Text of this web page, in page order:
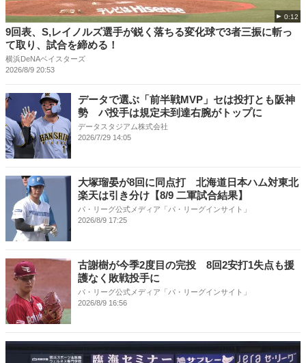
0:12
9回表、S,レイノルズ選手が鋭く落ちる変化球で3者三振に斬っ
て取り、試合を締める！
横浜DeNAベイスターズ
2026/8/9 20:53
データで選ぶ「前半戦MVP」セは投打とも阪神
勢 パ投手は規定未到達右腕がトップに
データスタジアム株式会社
2026/7/29 14:05
大塚瑠晏が8回に同点打 北海道日本ハム対東北
楽天は引き分け【8/9 二軍試合結果】
パ・リーグ公式メディア「パ・リーグインサイト」
2026/8/9 17:25
古謝樹が今季2度目の完投 8回2安打1失点も援
護なく敗戦投手に
パ・リーグ公式メディア「パ・リーグインサイト」
2026/8/9 16:56